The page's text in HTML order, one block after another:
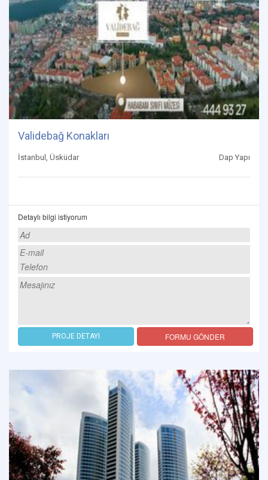
Validebağ Konakları
İstanbul, Üsküdar Dap Yapı
Detaylı bilgi istiyorum
PROJE DETAYI FORMU GÖNDER